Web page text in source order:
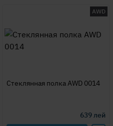
AWD
Стеклянная полка AWD 0014
639лей